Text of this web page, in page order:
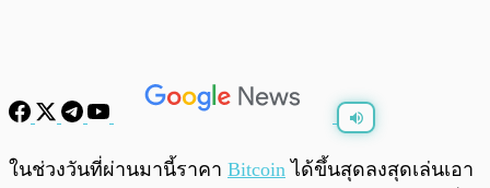
พร้อมเล่น 0:00
ในช่วงวันที่ผ่านมานี้ราคา Bitcoin ได้ขึ้นสุดลงสุดเล่นเอา